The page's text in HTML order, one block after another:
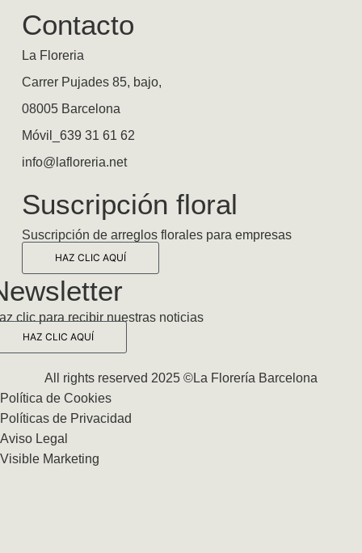
Contacto
La Floreria
Carrer Pujades 85, bajo,
08005 Barcelona
Móvil_639 31 61 62
info@lafloreria.net
Suscripción floral
Suscripción de arreglos florales para empresas
HAZ CLIC AQUÍ
clic para recibir nuestras noticias
HAZ CLIC AQUÍ
All rights reserved 2025 ©La Florería Barcelona
Política de Cookies
Políticas de Privacidad
Aviso Legal
Visible Marketing